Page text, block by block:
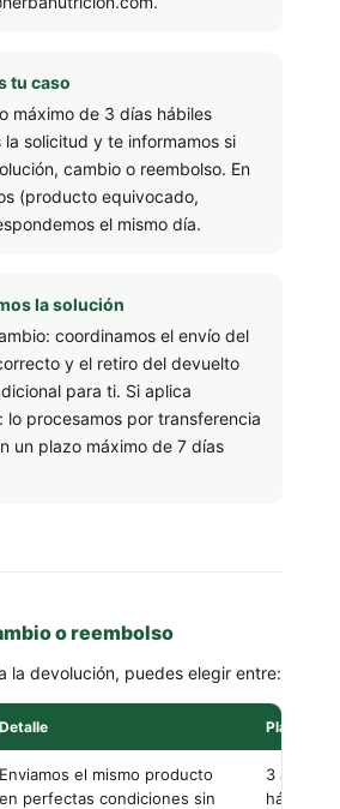
tu caso
máximo de 3 días hábiles
la solicitud y te informamos si
cambio o reembolso. En
(producto equivocado,
el mismo día.
la solución
coordinamos el envío del
y el retiro del devuelto
para ti. Si aplica
lo procesamos por transferencia
un plazo máximo de 7 días
o reembolso
la devolución, puedes elegir entre:
Detalle Plazo
Enviamos el mismo producto
en perfectas condiciones sin
3 a 7 días
hábiles